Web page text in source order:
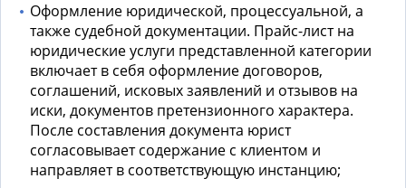
Оформление юридической, процессуальной, а
также судебной документации. Прайс-лист на
юридические услуги представленной категории
включает в себя оформление договоров,
соглашений, исковых заявлений и отзывов на
иски, документов претензионного характера.
После составления документа юрист
согласовывает содержание с клиентом и
направляет в соответствующую инстанцию;